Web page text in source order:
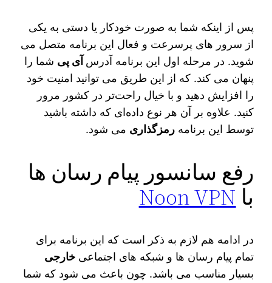
پس از اینکه شما به صورت خودکار یا دستی به یکی
از سرور های پرسرعت و فعال این برنامه متصل می‌
شوید. در مرحله اول این برنامه آدرس آی پی شما را
پنهان می‌ کند. که از این طریق می‌ توانید امنیت خود
را افزایش دهید و با خیال راحت‌تر در کشور مرور
کنید. علاوه بر آن هر نوع داده‌ای که داشته باشید
توسط این برنامهرمزگذاری می‌ شود.
رفع سانسور پیام رسان ها
با Noon VPN
در ادامه هم لازم به ذکر است که این برنامه برای
تمام پیام رسان‌ ها و شبکه‌ های اجتماعیخارجی
بسیار مناسب می‌ باشد. چون باعث می‌ شود که شما